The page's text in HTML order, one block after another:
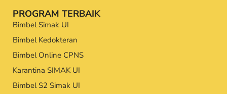
PROGRAM TERBAIK
Bimbel Simak UI
Bimbel Kedokteran
Bimbel Online CPNS
Karantina SIMAK UI
Bimbel S2 Simak UI